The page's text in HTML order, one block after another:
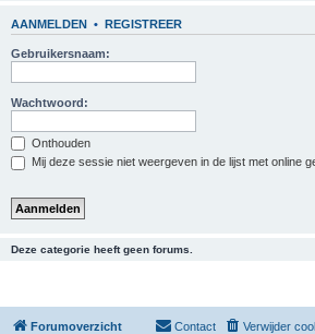
AANMELDEN • REGISTREER
Gebruikersnaam:
Wachtwoord:
Onthouden
Mij deze sessie niet weergeven in de lijst met online
Deze categorie heeft geen forums.
Forumoverzicht Verwijder
Contact